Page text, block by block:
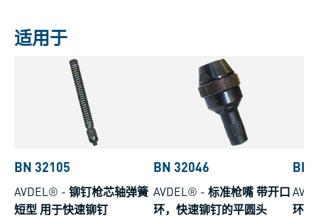
适用于
BN 32105
AVDEL® - 铆钉枪芯轴弹簧
短型 用于快速铆钉
BN 32046
AVDEL® - 标准枪嘴 带开口
环，快速铆钉的平圆头
BN
环，